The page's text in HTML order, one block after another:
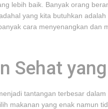
lebih baik. Banyak orang
yang kita butuhkan
cara menyenangkan dan
Sehat
tantangan terbesar
makanan yang enak namun